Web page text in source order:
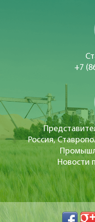
+7
Россия,
Новости